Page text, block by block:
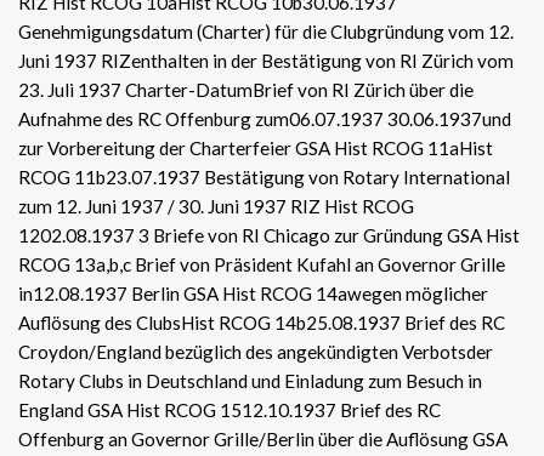
Genehmigungsdatum (Charter) für die Clubgründung vom 12.
Juni 1937 RIZenthalten in der Bestätigung von RI Zürich vom
23. Juli 1937 Charter-DatumBrief von RI Zürich über die
Aufnahme des RC Offenburg zum06.07.1937 30.06.1937und
zur Vorbereitung der Charterfeier GSA Hist RCOG 11aHist
RCOG 11b23.07.1937 Bestätigung von Rotary International
zum 12. Juni 1937 / 30. Juni 1937 RIZ Hist RCOG
1202.08.1937 3 Briefe von RI Chicago zur Gründung GSA Hist
RCOG 13a,b,c Brief von Präsident Kufahl an Governor Grille
in12.08.1937 Berlin GSA Hist RCOG 14awegen möglicher
Auflösung des ClubsHist RCOG 14b25.08.1937 Brief des RC
Croydon/England bezüglich des angekündigten Verbotsder
Rotary Clubs in Deutschland und Einladung zum Besuch in
England GSA Hist RCOG 1512.10.1937 Brief des RC
Offenburg an Governor Grille/Berlin über die Auflösung GSA